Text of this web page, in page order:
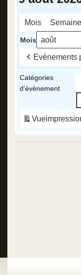
Mois Semaine
Mois
Evènements
Catégories
d’évènement
Vue